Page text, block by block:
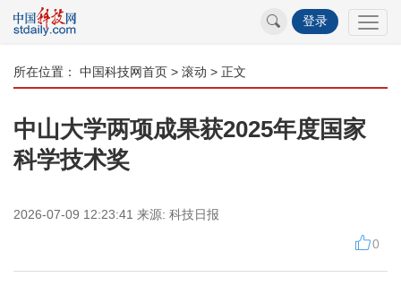
登录
所在位置： 中国科技网首页 > 滚动 > 正文
中山大学两项成果获2025年度国家
科学技术奖
2026-07-09 12:23:41 来源: 科技日报
0